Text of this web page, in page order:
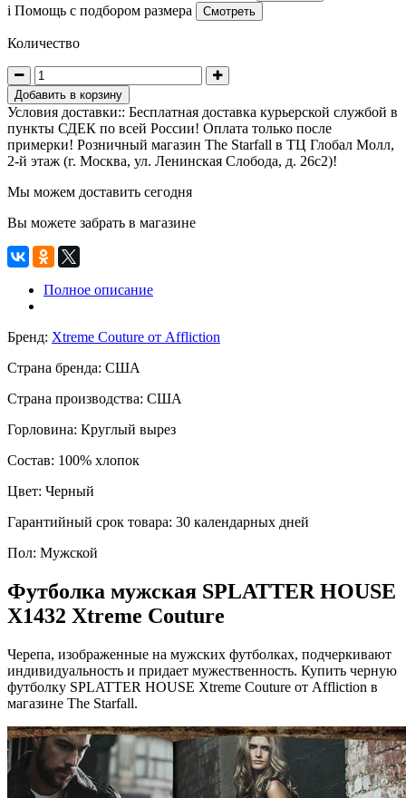
i Помощь с подбором размера Смотреть
Количество
Добавить в корзину
Условия доставки:: Бесплатная доставка курьерской службой в
пункты СДЕК по всей России! Оплата только после
примерки! Розничный магазин The Starfall в ТЦ Глобал Молл,
2-й этаж (г. Москва, ул. Ленинская Слобода, д. 26с2)!
Мы можем доставить сегодня
Вы можете забрать в магазине
Полное описание
Бренд: Xtreme Couture от Affliction
Страна бренда: США
Страна производства: США
Горловина: Круглый вырез
Состав: 100% хлопок
Цвет: Черный
Гарантийный срок товара: 30 календарных дней
Пол: Мужской
Футболка мужская SPLATTER HOUSE
X1432 Xtreme Couture
Черепа, изображенные на мужских футболках, подчеркивают
индивидуальность и придает мужественность. Купить черную
футболку SPLATTER HOUSE Xtreme Couture от Affliction в
магазине The Starfall.